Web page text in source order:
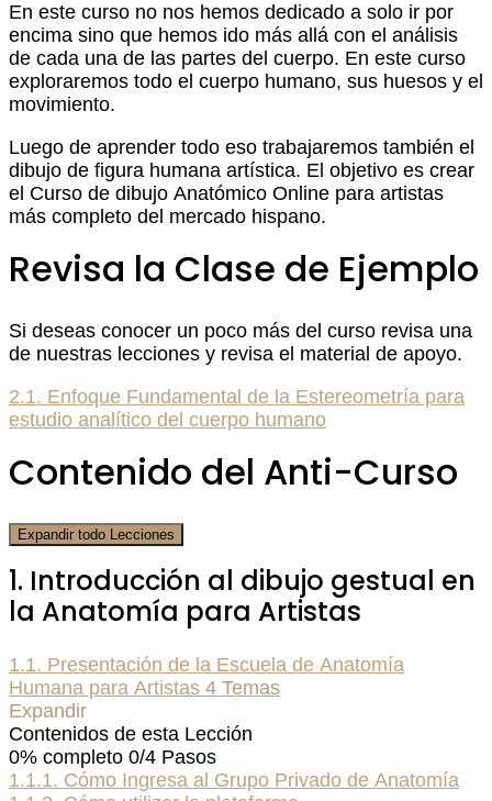
En este curso no nos hemos dedicado a solo ir por
encima sino que hemos ido más allá con el análisis
de cada una de las partes del cuerpo. En este curso
exploraremos todo el cuerpo humano, sus huesos y el
movimiento.
Luego de aprender todo eso trabajaremos también el
dibujo de figura humana artística. El objetivo es crear
el Curso de dibujo Anatómico Online para artistas
más completo del mercado hispano.
Revisa la Clase de Ejemplo
Si deseas conocer un poco más del curso revisa una
de nuestras lecciones y revisa el material de apoyo.
2.1. Enfoque Fundamental de la Estereometría para
estudio analítico del cuerpo humano
Contenido del Anti-Curso
Expandir todo Lecciones
1. Introducción al dibujo gestual en
la Anatomía para Artistas
1.1. Presentación de la Escuela de Anatomía
Humana para Artistas 4 Temas
Expandir
Contenidos de esta Lección
0% completo 0/4 Pasos
1.1.1. Cómo Ingresa al Grupo Privado de Anatomía